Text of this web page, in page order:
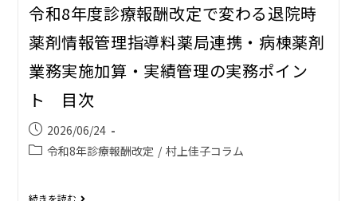
令和8年度診療報酬改定で変わる退院時
薬剤情報管理指導料――薬局連携・病棟薬剤
業務実施加算・実績管理の実務ポイン
ト 目次
2026/06/24
令和8年診療報酬改定 / 村上佳子コラム
続きを読む